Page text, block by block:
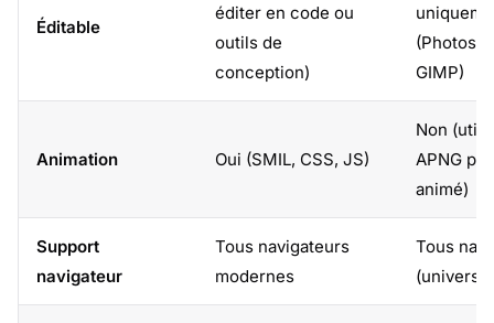
Éditable
éditer en code ou
outils de
conception)
GIMP)
Animation Oui (SMIL, CSS, JS)
Non
APNG
animé)
Support
navigateur
Tous navigateurs
modernes
Tous